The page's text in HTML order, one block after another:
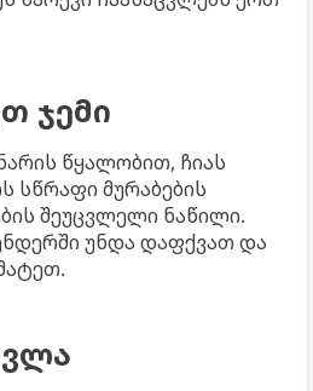
ჯემი
წყალობით, ჩიას
სწრაფი მურაბების
შეუცვლელი ნაწილი.
უნდა დაფქვათ და